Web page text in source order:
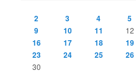
2
3 4 5
9
10 11 12
16
17 18 19
23
24 25 26
30